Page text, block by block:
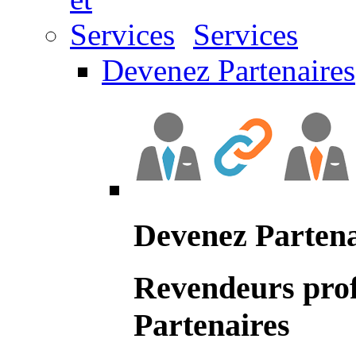
Services
Devenez Partenaires
Devenez
Revendeurs
Partenaires